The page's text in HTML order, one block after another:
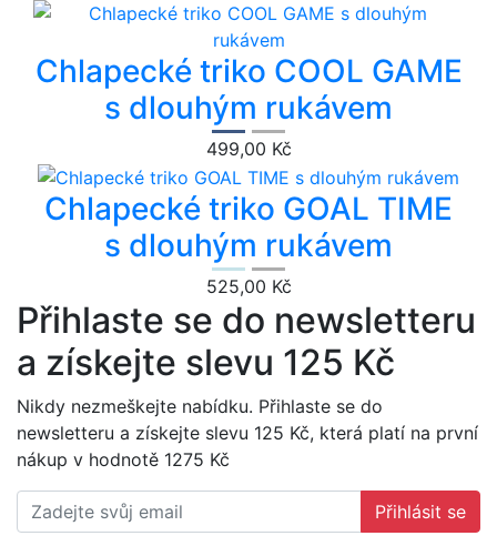
Chlapecké triko COOL GAME
s dlouhým rukávem
499,00 Kč
Chlapecké triko GOAL TIME
s dlouhým rukávem
525,00 Kč
Přihlaste se do newsletteru
a získejte slevu 125 Kč
Nikdy nezmeškejte nabídku. Přihlaste se do
newsletteru a získejte slevu 125 Kč, která platí na první
nákup v hodnotě 1275 Kč
Přihlásit se